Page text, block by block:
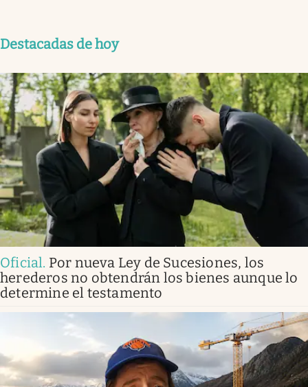
Destacadas de hoy
Oficial. Por nueva Ley de Sucesiones, los
herederos no obtendrán los bienes aunque lo
determine el testamento